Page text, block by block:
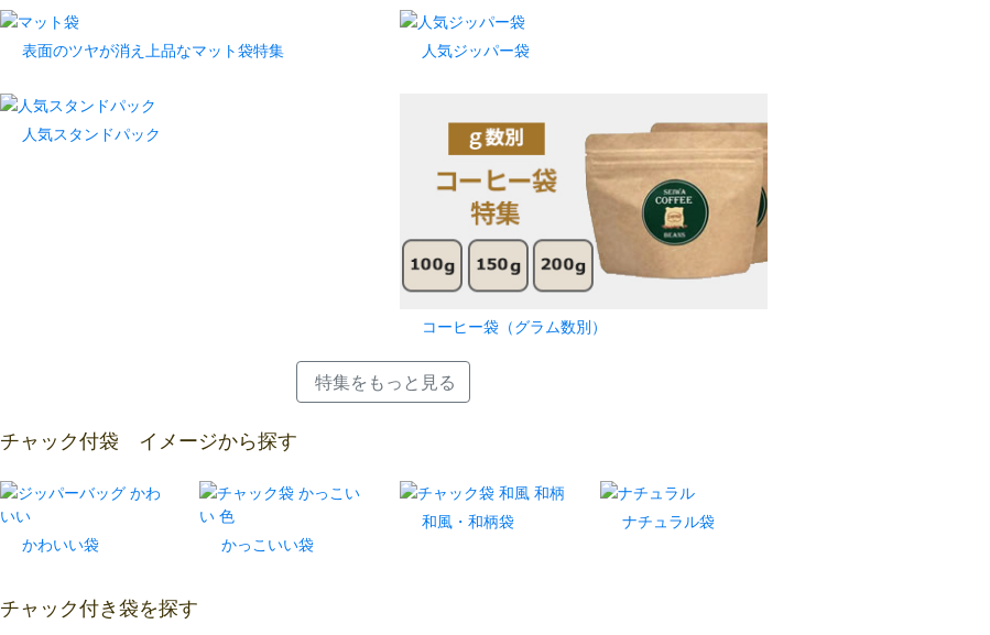
表面のツヤが消え上品なマット袋特集 人気ジッパー袋
人気スタンドパック
コーヒー袋（グラム数別）
特集をもっと見る
チャック付袋 イメージから探す
かわいい袋 かっこいい袋
和風・和柄袋 ナチュラル袋
チャック付き袋を探す